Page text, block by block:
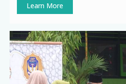
Learn More